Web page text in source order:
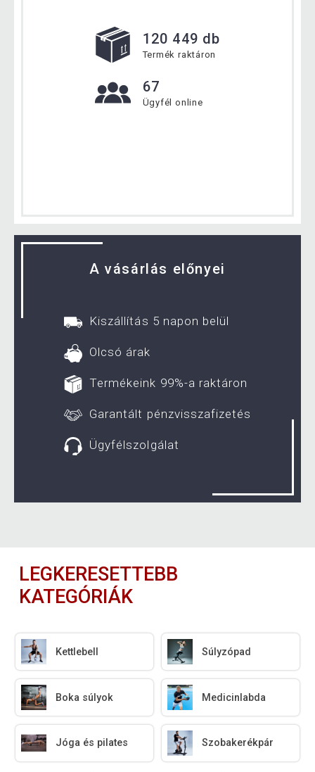
120 449 db
Termék raktáron
67
Ügyfél online
A vásárlás előnyei
Kiszállítás 5 napon belül
Olcsó árak
Termékeink 99%-a raktáron
Garantált pénzvisszafizetés
Ügyfélszolgálat
LEGKERESETTEBB
KATEGÓRIÁK
Kettlebell Súlyzópad
Boka súlyok Medicinlabda
Jóga és pilates Szobakerékpár